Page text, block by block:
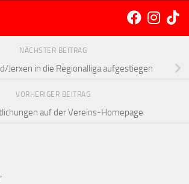
NÄCHSTER BEITRAG
Jerxen in die Regionalliga aufgestiegen
VORHERIGER BEITRAG
auf der Vereins-Homepage